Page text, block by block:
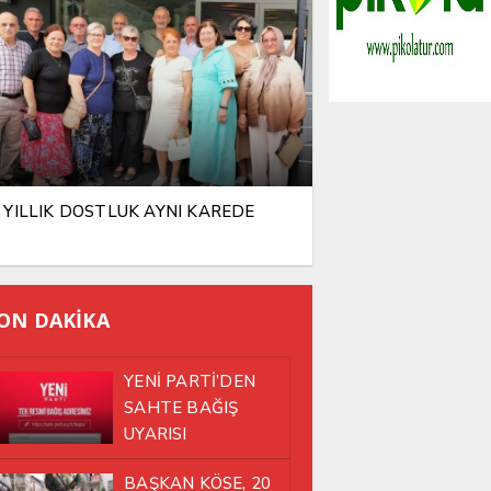
DOSTLUK AYNI KAREDE
DAKİKA
YENİ PARTİ’DEN
SAHTE BAĞIŞ
UYARISI
BAŞKAN KÖSE, 20